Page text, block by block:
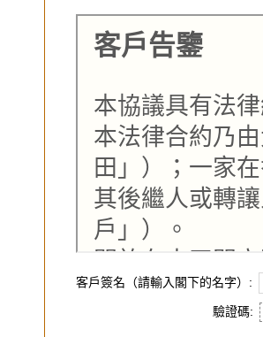
客戶告鑒
本協議具有法
本法律合約乃
田」）；一家
其後繼人或轉
戶」）。
機及或購買、
「OTCGOLD
客戶簽名（請輸入閣下的名字）:
驗證碼: